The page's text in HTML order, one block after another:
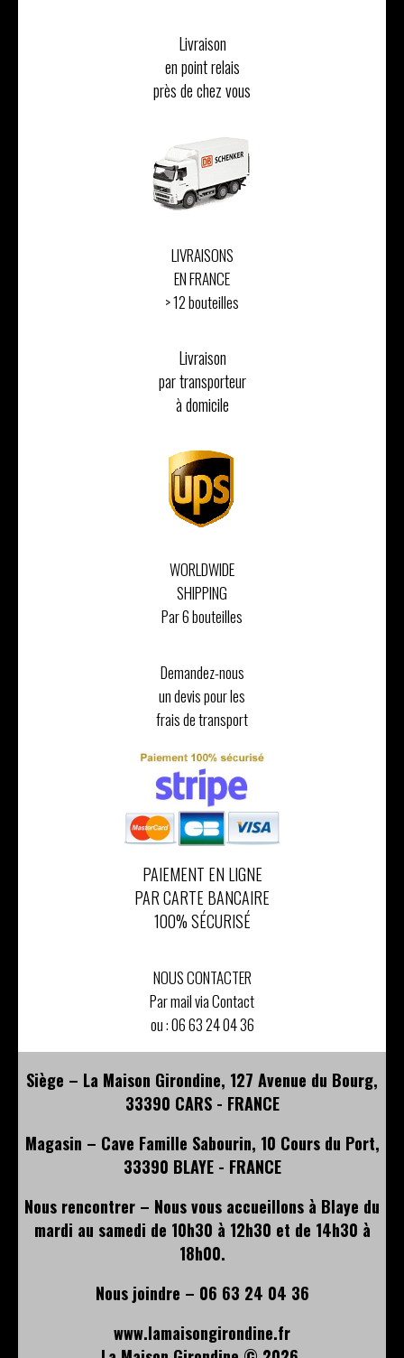
Livraison
en point relais
près de chez vous
LIVRAISONS
EN FRANCE
> 12 bouteilles
Livraison
par transporteur
à domicile
WORLDWIDE
SHIPPING
Par 6 bouteilles
Demandez-nous
un devis pour les
frais de transport
PAIEMENT EN LIGNE
PAR CARTE BANCAIRE
100% SÉCURISÉ
NOUS CONTACTER
Par mail via Contact
ou :06 63 24 04 36
Siège – La Maison Girondine, 127 Avenue du Bourg,
33390 CARS - FRANCE
Magasin – Cave Famille Sabourin, 10 Cours du Port,
33390 BLAYE - FRANCE
Nous rencontrer – Nous vous accueillons à Blaye du
mardi au samedi de 10h30 à 12h30 et de 14h30 à
18h00.
Nous joindre – 06 63 24 04 36
www.lamaisongirondine.fr